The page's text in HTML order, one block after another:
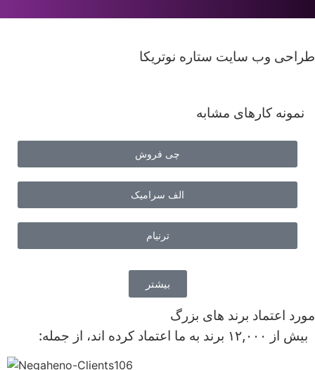
طراحی وب سایت ستاره نوتریکا
نمونه کارهای مشابه
چی فروش
الف سرامیک
ترنیام
بیشتر
مورد اعتماد برند های بزرگ
بیش از ۱۲,۰۰۰ برند به ما اعتماد کرده اند، از جمله: